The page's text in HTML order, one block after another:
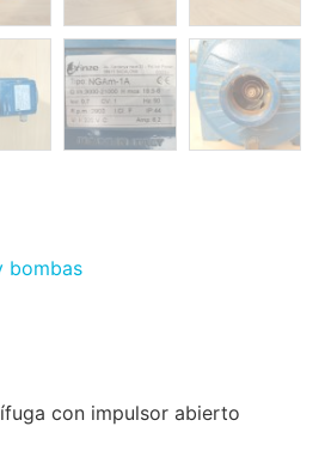
bombas
con impulsor abierto